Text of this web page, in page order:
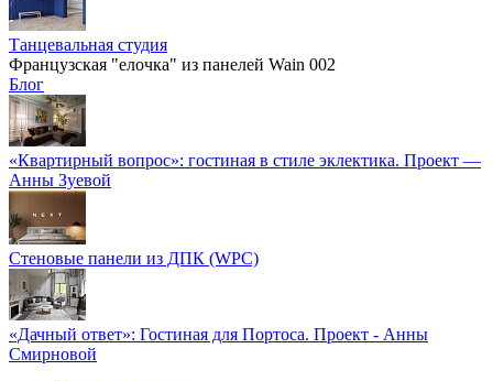
Танцевальная студия
Французская "елочка" из панелей Wain 002
Блог
«Квартирный вопрос»: гостиная в стиле эклектика. Проект —
Анны Зуевой
Стеновые панели из ДПК (WPC)
«Дачный ответ»: Гостиная для Портоса. Проект - Анны
Смирновой